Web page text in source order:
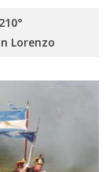
Lorenzo